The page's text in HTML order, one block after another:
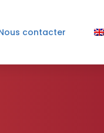
contacter